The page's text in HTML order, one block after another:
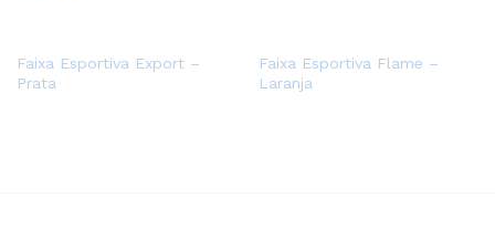
Faixa Esportiva Export –
Prata
Faixa Esportiva Flame –
Laranja